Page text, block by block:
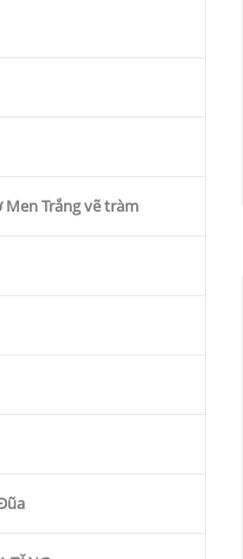
Men Trắng vẽ tràm